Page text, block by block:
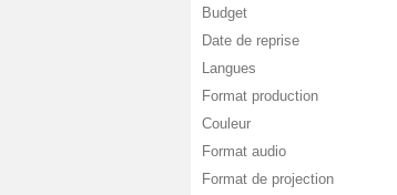
Budget
Date de reprise
Langues
Format production
Couleur
Format audio
Format de projection